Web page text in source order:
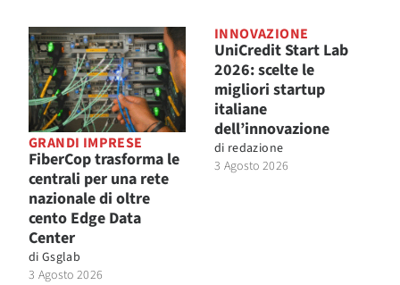
GRANDI IMPRESE
FiberCop trasforma le
centrali per una rete
nazionale di oltre
cento Edge Data
Center
di Gsglab
3 Agosto 2026
INNOVAZIONE
UniCredit Start Lab
2026: scelte le
migliori startup
italiane
dell’innovazione
di redazione
3 Agosto 2026